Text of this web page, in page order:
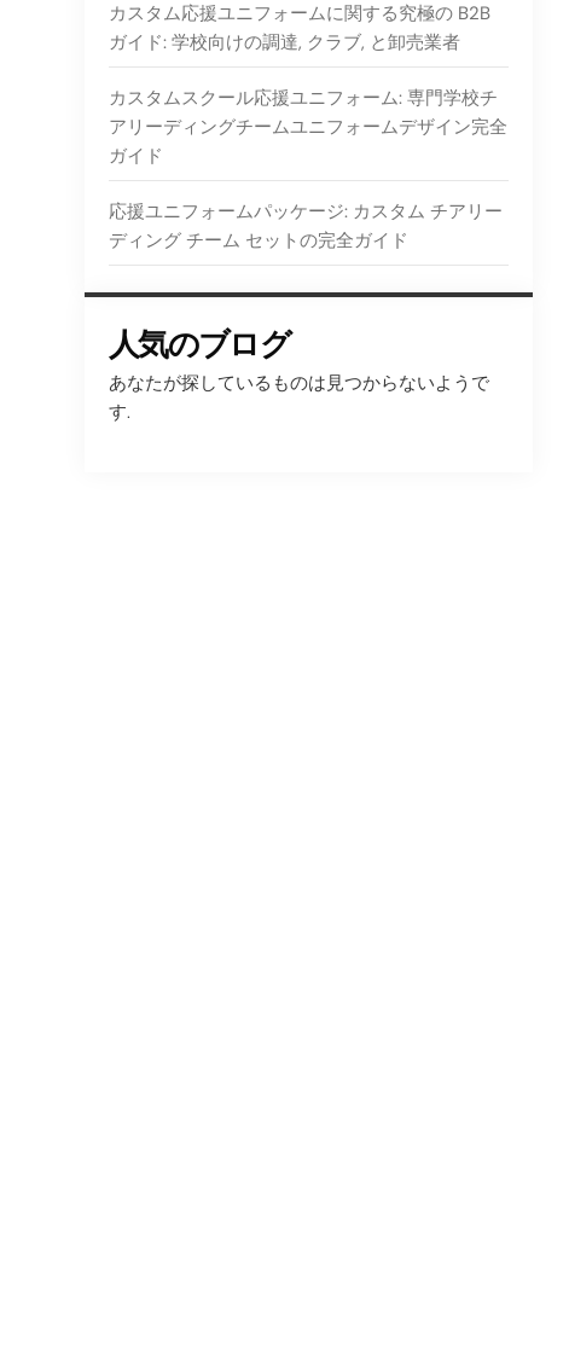
カスタム応援ユニフォームに関する究極の B2B
ガイド: 学校向けの調達, クラブ, と卸売業者
カスタムスクール応援ユニフォーム: 専門学校チ
アリーディングチームユニフォームデザイン完全
ガイド
応援ユニフォームパッケージ: カスタム チアリー
ディング チーム セットの完全ガイド
人気のブログ
あなたが探しているものは見つからないようで
す.